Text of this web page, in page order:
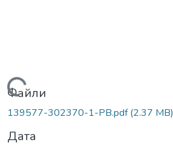
Файли
139577-302370-1-PB.pdf(2.37 MB)
Дата